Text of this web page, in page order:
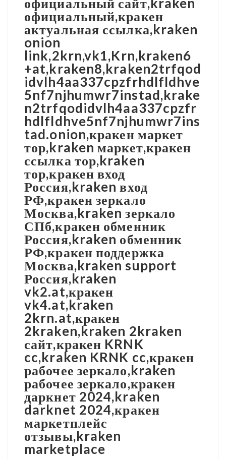
официальный,кракен
актуальная ссылка,kraken
onion
link,2krn,vk1,Krn,kraken6
+at,kraken8,kraken2trfqod
idvlh4aa337cpzfrhdlfldhve
5nf7njhumwr7instad,krake
n2trfqodidvlh4aa337cpzfr
hdlfldhve5nf7njhumwr7ins
tad.onion,кракен маркет
тор,kraken маркет,кракен
ссылка тор,kraken
тор,кракен вход
Россия,kraken вход
РФ,кракен зеркало
Москва,kraken зеркало
СПб,кракен обменник
Россия,kraken обменник
РФ,кракен поддержка
Москва,kraken support
Россия,kraken
vk2.at,кракен
vk4.at,kraken
2krn.at,кракен
2kraken,kraken 2kraken
сайт,кракен KRNK
cc,kraken KRNK cc,кракен
рабочее зеркало,kraken
рабочее зеркало,кракен
даркнет 2024,kraken
darknet 2024,кракен
маркетплейс
отзывы,kraken
marketplace